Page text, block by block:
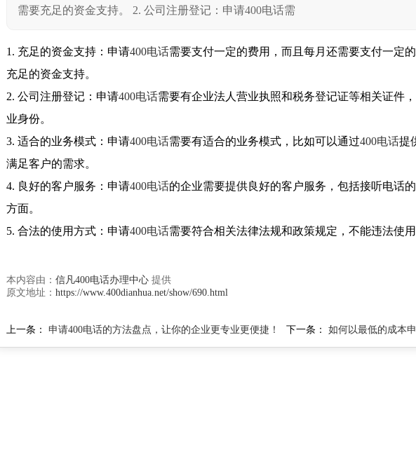
需要充足的资金支持。 2. 公司注册登记：申请400电话需
1. 充足的资金支持：申请400电话需要支付一定的费用，而且每月还需要支付一定
充足的资金支持。
2. 公司注册登记：申请400电话需要有企业法人营业执照和税务登记证等相关证件
业身份。
3. 适合的业务模式：申请400电话需要有适合的业务模式，比如可以通过400电话提
满足客户的需求。
4. 良好的客户服务：申请400电话的企业需要提供良好的客户服务，包括接听电话
方面。
5. 合法的使用方式：申请400电话需要符合相关法律法规和政策规定，不能违法使
本内容由： 信凡400电话办理中心 提供
原文地址： https://www.400dianhua.net/show/690.html
下一条： 如何以最低的成本
上一条： 申请400电话的方法盘点，让你的企业更专业更便捷！